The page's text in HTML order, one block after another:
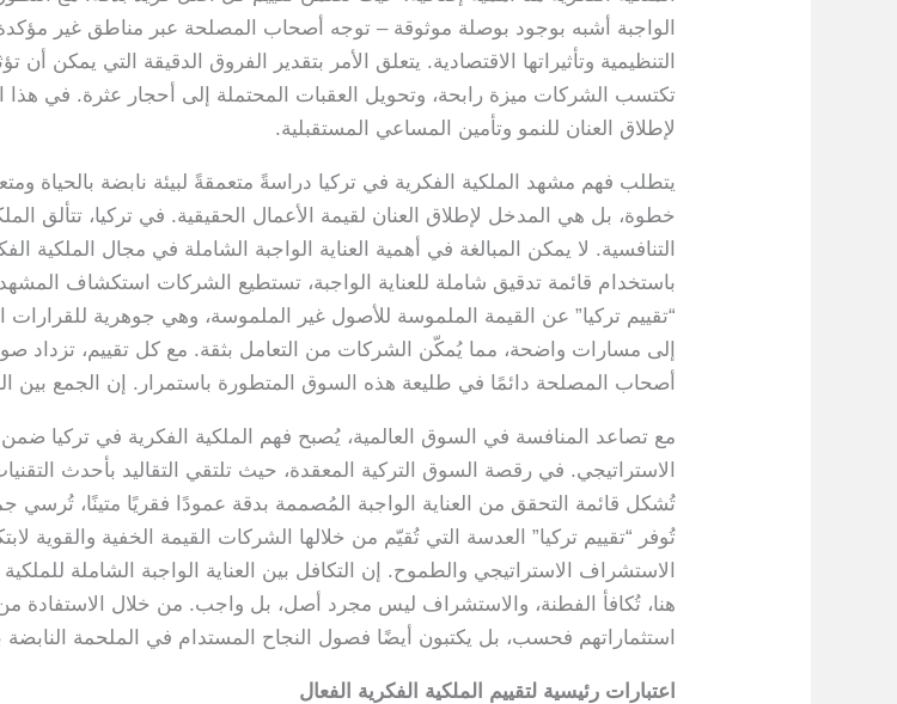
الواجبة أشبه بوجود بوصلة موثوقة – توجه أصحاب المصلحة عبر مناطق غير
التنظيمية وتأثيراتها الاقتصادية. يتعلق الأمر بتقدير الفروق الدقيقة التي يمكن
تكتسب الشركات ميزة رابحة، وتحويل العقبات المحتملة إلى أحجار عثرة. في هذا
لإطلاق العنان للنمو وتأمين المساعي المستقبلية.
يتطلب فهم مشهد الملكية الفكرية في تركيا دراسةً متعمقةً لبيئة نابضة بالحياة
خطوة، بل هي المدخل لإطلاق العنان لقيمة الأعمال الحقيقية. في تركيا، تتألق
التنافسية. لا يمكن المبالغة في أهمية العناية الواجبة الشاملة في مجال
باستخدام قائمة تدقيق شاملة للعناية الواجبة، تستطيع الشركات استكشاف
“تقييم تركيا” عن القيمة الملموسة للأصول غير الملموسة، وهي جوهرية للقرارات
إلى مسارات واضحة، مما يُمكّن الشركات من التعامل بثقة. مع كل تقييم، تزداد
أصحاب المصلحة دائمًا في طليعة هذه السوق المتطورة باستمرار. إن الجمع بين
مع تصاعد المنافسة في السوق العالمية، يُصبح فهم الملكية الفكرية في تركيا ضمن
الاستراتيجي. في رقصة السوق التركية المعقدة، حيث تلتقي التقاليد بأحدث
تُشكل قائمة التحقق من العناية الواجبة المُصممة بدقة عمودًا فقريًا متينًا،
تُوفر “تقييم تركيا” العدسة التي تُقيّم من خلالها الشركات القيمة الخفية والقوية
الاستشراف الاستراتيجي والطموح. إن التكافل بين العناية الواجبة الشاملة
هنا، تُكافأ الفطنة، والاستشراف ليس مجرد أصل، بل واجب. من خلال الاستفادة
استثماراتهم فحسب، بل يكتبون أيضًا فصول النجاح المستدام في الملحمة النابضة
اعتبارات رئيسية لتقييم الملكية الفكرية الفعال